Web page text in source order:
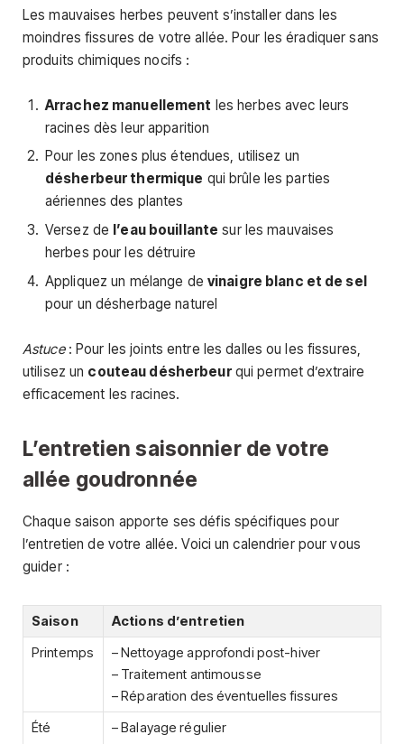
Les mauvaises herbes peuvent s’installer dans les
moindres fissures de votre allée. Pour les éradiquer sans
produits chimiques nocifs :
Arrachez manuellement les herbes avec leurs
racines dès leur apparition
Pour les zones plus étendues, utilisez un
désherbeur thermique qui brûle les parties
aériennes des plantes
Versez de l’eau bouillante sur les mauvaises
herbes pour les détruire
Appliquez un mélange de vinaigre blanc et de sel
pour un désherbage naturel
Astuce: Pour les joints entre les dalles ou les fissures,
utilisez un couteau désherbeurqui permet d’extraire
efficacement les racines.
L’entretien saisonnier de votre
allée goudronnée
Chaque saison apporte ses défis spécifiques pour
l’entretien de votre allée. Voici un calendrier pour vous
guider :
Saison
Actions d’entretien
Printemps
– Nettoyage approfondi post-hiver
– Traitement antimousse
– Réparation des éventuelles fissures
Été
– Balayage régulier